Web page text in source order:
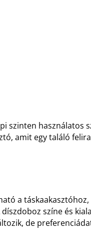
szinten használatos
amit egy találó
a táskaakasztóhoz,
színe és
de